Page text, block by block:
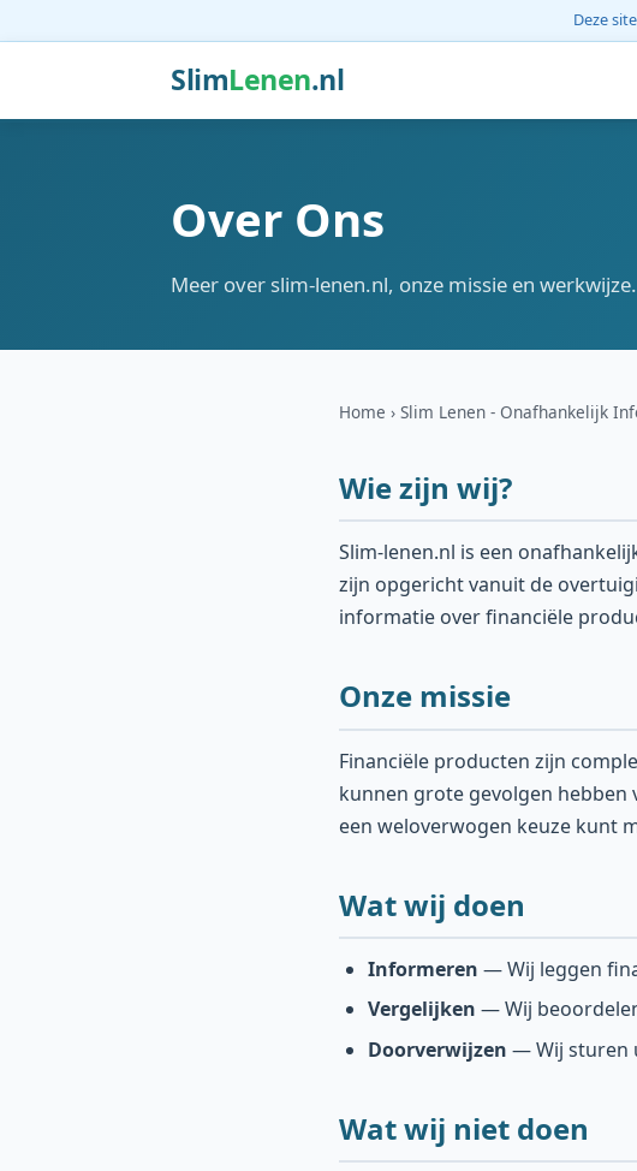
Deze
SlimLenen.nl
Over Ons
Meer over slim-lenen.nl, onze missie en werkwijze.
Home Slim Lenen - Onafhankelijk
Wie zijn wij?
Slim-lenen.nl is een
zijn opgericht vanuit de
informatie over financiële
Onze missie
Financiële producten zijn
kunnen grote gevolgen hebben
een weloverwogen keuze kunt
Wat wij doen
Informeren — Wij leggen
Vergelijken — Wij
Doorverwijzen — Wij sturen
Wat wij niet doen